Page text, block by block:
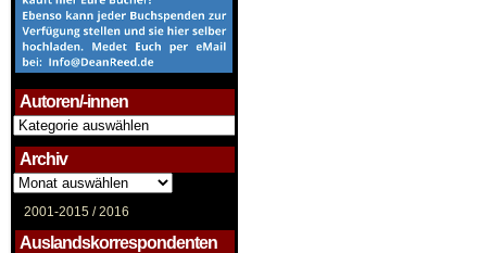
Autoren/-innen
Autoren/-
innen
Archiv
Archiv
2001-2015 /2016
Auslandskorrespondenten